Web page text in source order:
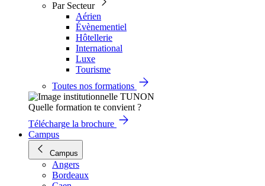
Par Secteur
Aérien
Évènementiel
Hôtellerie
International
Luxe
Tourisme
Toutes nos formations
Quelle formation te convient ?
Télécharge la brochure
Campus
Campus
Angers
Bordeaux